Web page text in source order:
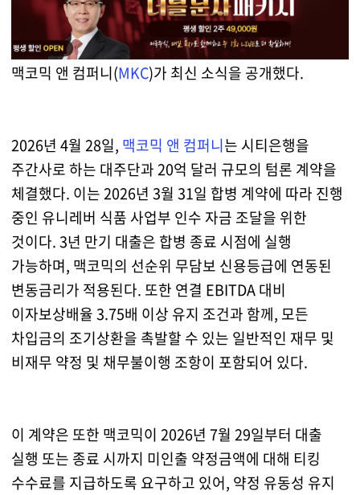
맥코믹 앤 컴퍼니(MKC)가 최신 소식을 공개했다.
2026년 4월 28일, 맥코믹 앤 컴퍼니는 시티은행을
주간사로 하는 대주단과 20억 달러 규모의 텀론 계약을
체결했다. 이는 2026년 3월 31일 합병 계약에 따라 진행
중인 유니레버 식품 사업부 인수 자금 조달을 위한
것이다. 3년 만기 대출은 합병 종료 시점에 실행
가능하며, 맥코믹의 선순위 무담보 신용등급에 연동된
변동금리가 적용된다. 또한 연결 EBITDA 대비
이자보상배율 3.75배 이상 유지 조건과 함께, 모든
차입금의 조기상환을 촉발할 수 있는 일반적인 재무 및
비재무 약정 및 채무불이행 조항이 포함되어 있다.
이 계약은 또한 맥코믹이 2026년 7월 29일부터 대출
실행 또는 종료 시까지 미인출 약정금액에 대해 티킹
수수료를 지급하도록 요구하고 있어, 약정 유동성 유지